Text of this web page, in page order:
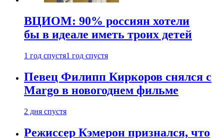
ВЦИОМ: 90% россиян хотели
бы в идеале иметь троих детей
1 год спустя1 год спустя
Певец Филипп Киркоров снялся с
Margo в новогоднем фильме
2 дня спустя
Режиссер Кэмерон признался, что